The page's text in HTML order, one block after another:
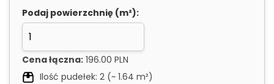
Podaj powierzchnię (m²):
Cena łączna: 196.00 PLN
Ilość pudełek: 2 (~ 1.64 m²)